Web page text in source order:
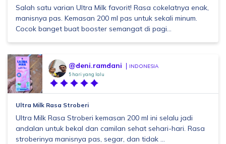
Salah satu varian Ultra Milk favorit! Rasa cokelatnya enak,
manisnya pas. Kemasan 200 ml pas untuk sekali minum.
Cocok banget buat booster semangat di pagi...
@deni.ramdani INDONESIA
5 hari yang lalu
Ultra Milk Rasa Stroberi
Ultra Milk Rasa Stroberi kemasan 200 ml ini selalu jadi
andalan untuk bekal dan camilan sehat sehari-hari. Rasa
stroberinya manisnya pas, segar, dan tidak ...